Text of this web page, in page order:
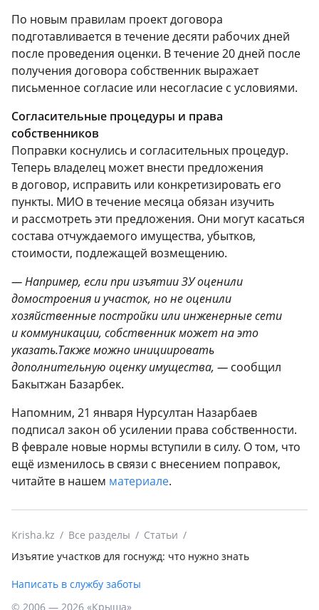
По новым правилам проект договора
подготавливается в течение десяти рабочих дней
после проведения оценки. В течение 20 дней после
получения договора собственник выражает
письменное согласие или несогласие с условиями.
Согласительные процедуры и права
собственников
Поправки коснулись и согласительных процедур.
Теперь владелец может внести предложения
в договор, исправить или конкретизировать его
пункты. МИО в течение месяца обязан изучить
и рассмотреть эти предложения. Они могут касаться
состава отчуждаемого имущества, убытков,
стоимости, подлежащей возмещению.
— Например, если при изъятии ЗУ оценили
домостроения и участок, но не оценили
хозяйственные постройки или инженерные сети
и коммуникации, собственник может на это
указать.Также можно инициировать
дополнительную оценку имущества, — сообщил
Бакытжан Базарбек.
Напомним, 21 января Нурсултан Назарбаев
подписал закон об усилении права собственности.
В феврале новые нормы вступили в силу. О том, что
ещё изменилось в связи с внесением поправок,
читайте в нашем материале.
Krisha.kz Все разделы
Статьи
Изъятие участков для госнужд: что нужно знать
Написать в службу заботы
© 2006 — 2026 «Крыша»